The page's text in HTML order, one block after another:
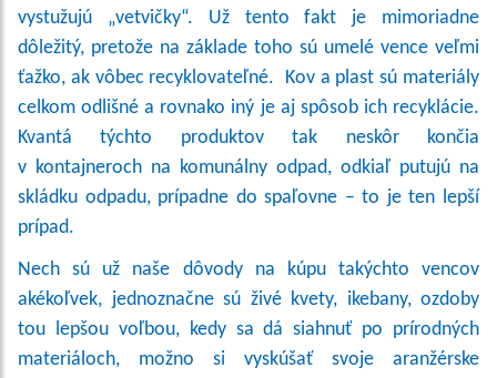
vystužujú „vetvičky“. Už tento fakt je mimoriadne
dôležitý, pretože na základe toho sú umelé vence veľmi
ťažko, ak vôbec recyklovateľné. Kov a plast sú materiály
celkom odlišné a rovnako iný je aj spôsob ich recyklácie.
Kvantá týchto produktov tak neskôr končia
v kontajneroch na komunálny odpad, odkiaľ putujú na
skládku odpadu, prípadne do spaľovne – to je ten lepší
prípad.
Nech sú už naše dôvody na kúpu takýchto vencov
akékoľvek, jednoznačne sú živé kvety, ikebany, ozdoby
tou lepšou voľbou, kedy sa dá siahnuť po prírodných
materiáloch, možno si vyskúšať svoje aranžérske